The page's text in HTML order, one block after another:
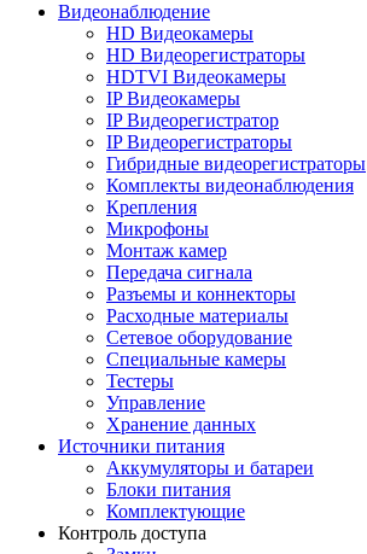
Видеонаблюдение
HD Видеокамеры
HD Видеорегистраторы
HDTVI Видеокамеры
IP Видеокамеры
IP Видеорегистратор
IP Видеорегистраторы
Гибридные видеорегистраторы
Комплекты видеонаблюдения
Крепления
Микрофоны
Монтаж камер
Передача сигнала
Разъемы и коннекторы
Расходные материалы
Сетевое оборудование
Специальные камеры
Тестеры
Управление
Хранение данных
Источники питания
Аккумуляторы и батареи
Блоки питания
Комплектующие
Контроль доступа